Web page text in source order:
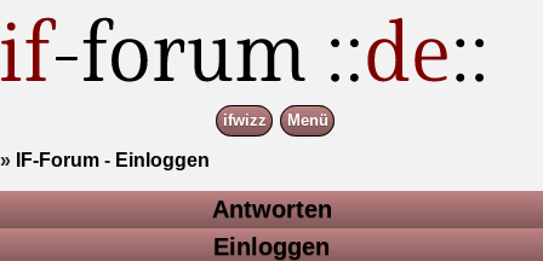
ifwizz Menü
» IF-Forum - Einloggen
Antworten
Einloggen